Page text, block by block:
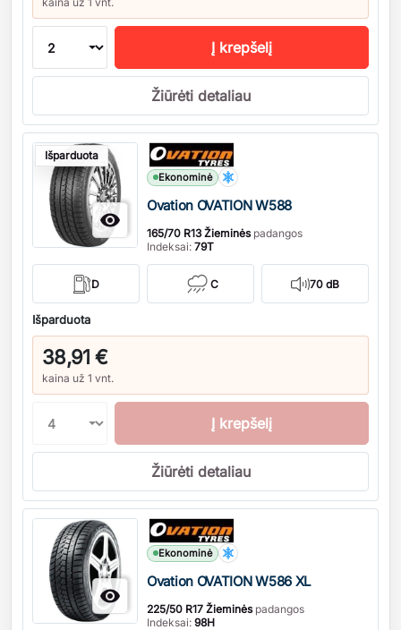
Į krepšelį
Žiūrėti detaliau
Išparduota

Ekonominė
Ovation OVATION W588
165/70 R13 Žieminėspadangos
Indeksai: 79T
D C 70 dB
Išparduota
38,91 €
kaina už 1 vnt.
Kiekis
Į krepšelį
Žiūrėti detaliau

Ekonominė
Ovation OVATION W586 XL
225/50 R17 Žieminėspadangos
Indeksai: 98H
Kiekis